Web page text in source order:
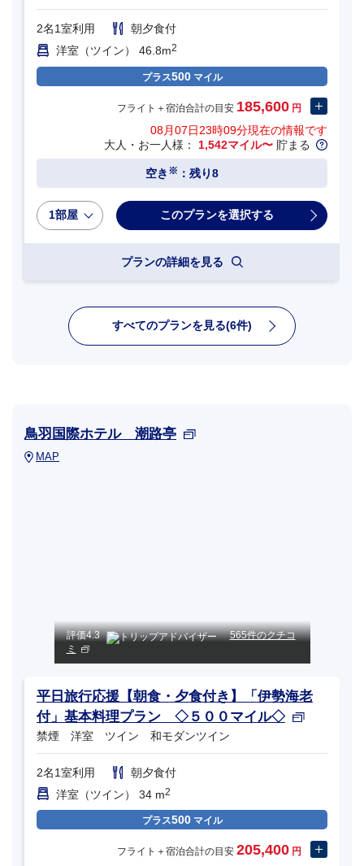
2名1室利用
朝夕食付
洋室（ツイン） 46.8m2
プラス500マイル
フライト＋宿泊合計の目安 185,600 円
08月07日23時09分現在の情報です
大人・お一人様： 1,542マイル〜 貯まる
空き ※ ：残り8
1部屋
プランの詳細を見る
すべてのプランを見る(6件)
鳥羽国際ホテル 潮路亭
MAP
評価4.3
565件のクチコ
ミ
平日旅行応援【朝食・夕食付き】「伊勢海老
付」基本料理プラン ◇５００マイル◇
禁煙 洋室 ツイン 和モダンツイン
2名1室利用
朝夕食付
洋室（ツイン） 34 m2
プラス500マイル
フライト＋宿泊合計の目安 205,400 円